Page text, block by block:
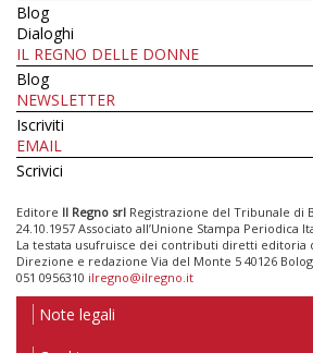
Blog
Dialoghi
IL REGNO DELLE DONNE
Blog
NEWSLETTER
Iscriviti
EMAIL
Scrivici
Editore Il Regno srl Registrazione del Tribunale di
24.10.1957 Associato all’Unione Stampa Periodica
La testata usufruisce dei contributi diretti editoria
Direzione e redazione Via del Monte 5 40126
051 0956310 ilregno@ilregno.it
Note legali